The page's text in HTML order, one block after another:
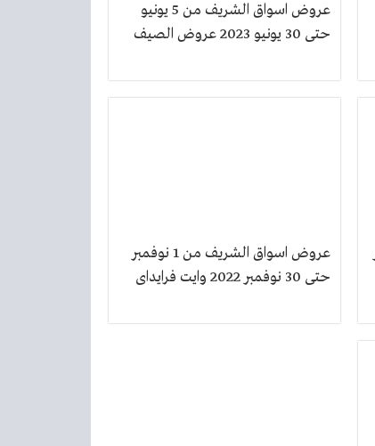
عروض اسواق الشريف من 5 يونيو
حتى 30 يونيو 2023 عروض الصيف
عروض اسواق الشريف من 1 نوفمبر
حتى 30 نوفمبر 2022 وايت فرايداى